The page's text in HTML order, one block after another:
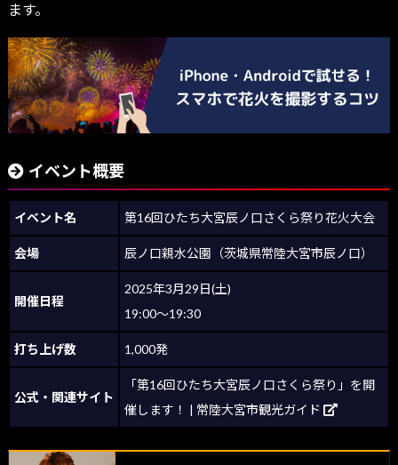
ます。
イベント概要
イベント名 第16回ひたち大宮辰ノ口さくら祭り花火大会
会場 辰ノ口親水公園（茨城県常陸大宮市辰ノ口）
開催日程
2025年3月29日(土)
19:00～19:30
打ち上げ数 1,000発
公式・関連サイト
「第16回ひたち大宮辰ノ口さくら祭り」を開
催します！ | 常陸大宮市観光ガイド